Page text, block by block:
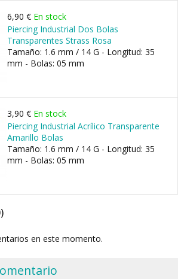
6,90 € En stock
Piercing Industrial Dos Bolas
Transparentes Strass Rosa
Tamaño: 1.6 mm / 14 G - Longitud: 35
mm - Bolas: 05 mm
3,90 € En stock
Piercing Industrial Acrílico Transparente
Amarillo Bolas
Tamaño: 1.6 mm / 14 G - Longitud: 35
mm - Bolas: 05 mm
en este momento.